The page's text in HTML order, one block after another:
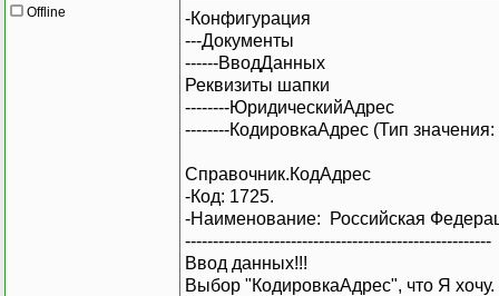
Offline
-Конфигурация
---Документы
------ВводДанных
Реквизиты шапки
--------ЮридическийАдрес
--------КодировкаАдрес (Тип
Справочник.КодАдрес
-Код: 1725.
-Наименование: Российская
-------------------------------------------------------
Ввод данных!!!
Выбор "КодировкаАдрес", что Я хочу.